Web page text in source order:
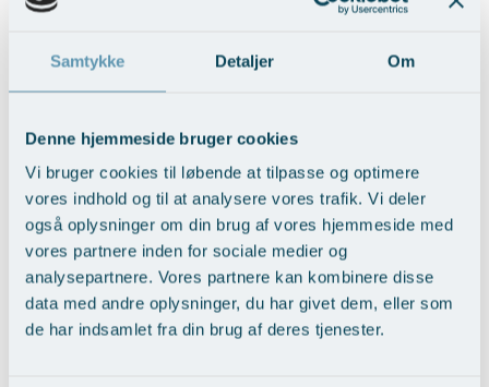
Samtykke Detaljer Om
Denne hjemmeside bruger cookies
Vi bruger cookies til løbende at tilpasse og optimere
vores indhold og til at analysere vores trafik. Vi deler
også oplysninger om din brug af vores hjemmeside med
vores partnere inden for sociale medier og
analysepartnere. Vores partnere kan kombinere disse
data med andre oplysninger, du har givet dem, eller som
de har indsamlet fra din brug af deres tjenester.
BFO med fedttransplantation
Vis behandlingseksempler